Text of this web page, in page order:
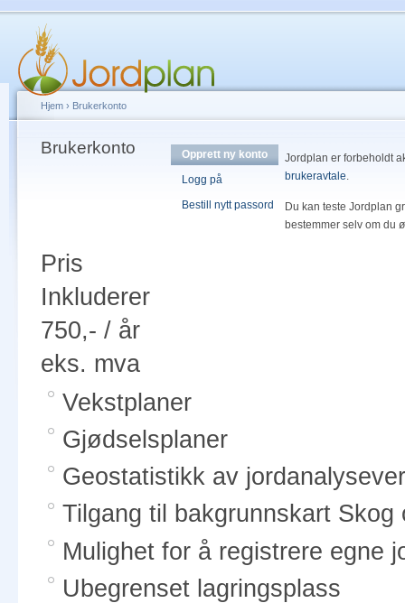
Hjem › Brukerkonto
Brukerkonto
Opprett ny konto
Logg på
Bestill nytt passord
Jordplan er forbeholdt
brukeravtale.
Du kan teste Jordplan
bestemmer selv om du
Pris
Inkluderer
750,- / år
eks. mva
Vekstplaner
Gjødselsplaner
Geostatistikk av
Tilgang til bakgrunnskart
Mulighet for å registrere egne
Ubegrenset lagringsplass